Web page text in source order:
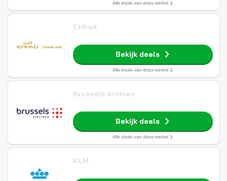
Alle deals van deze winkel
Etihad
Bekijk deals
Alle deals van deze winkel
Brussels Airlines
Bekijk deals
Alle deals van deze winkel
KLM